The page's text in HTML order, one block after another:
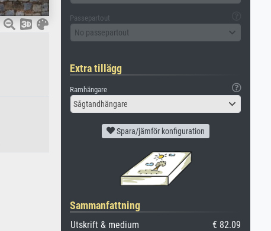
Passepartout
No passepartout
Extra tillägg
Ramhängare
Sågtandhängare
Spara/jämför konfiguration
Sammanfattning
Utskrift & medium
€ 82.09